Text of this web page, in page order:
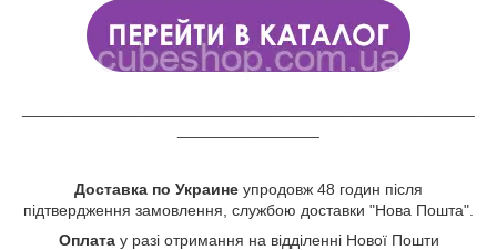
Доставка по Украине упродовж 48 годин після
підтвердження замовлення, службою доставки "Нова Пошта".
Оплата у разі отримання на відділенні Нової Пошти